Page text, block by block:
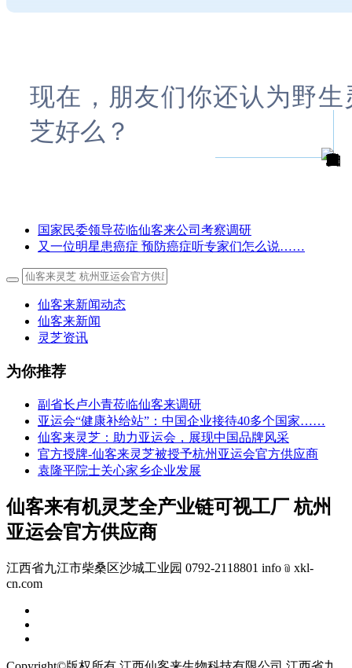
现在，朋友们你还认为野生
芝好么？
国家民委领导莅临仙客来公司考察调研
又一位明星患癌症 预防癌症听专家们怎么说……
仙客来新闻动态
仙客来新闻
灵芝资讯
为你推荐
副省长卢小青莅临仙客来调研
亚运会“健康补给站”：中国企业接待40多个国家……
仙客来灵芝：助力亚运会，展现中国品牌风采
官方授牌-仙客来灵芝被授予杭州亚运会官方供应商
袁隆平院士关心家乡企业发展
仙客来有机灵芝全产业链可视工厂 杭州
亚运会官方供应商
江西省九江市柴桑区沙城工业园 0792-2118801 info﹫xkl-
cn.com